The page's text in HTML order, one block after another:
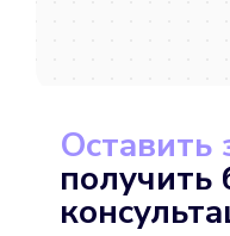
Оставить
получить